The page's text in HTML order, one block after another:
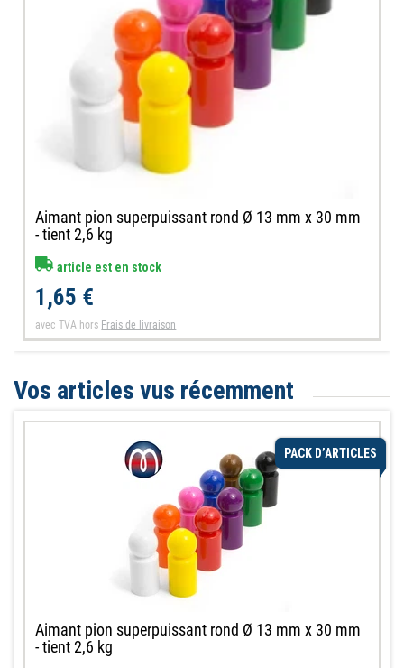
Aimant pion superpuissant rond Ø 13 mm x 30 mm
- tient 2,6 kg
article est en stock
1,65 €
avec TVA hors Frais de livraison
Vos articles vus récemment
PACK D’ARTICLES
Aimant pion superpuissant rond Ø 13 mm x 30 mm
- tient 2,6 kg